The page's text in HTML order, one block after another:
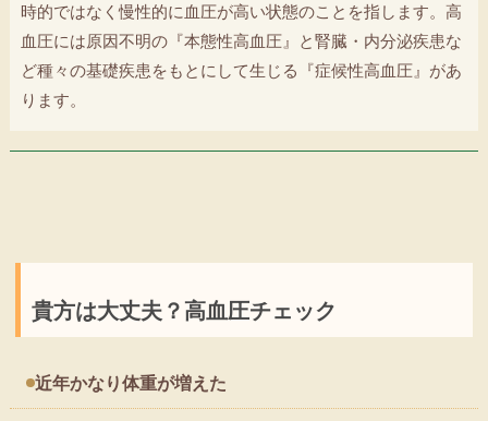
時的ではなく慢性的に血圧が高い状態のことを指します。高
血圧には原因不明の『本態性高血圧』と腎臓・内分泌疾患な
ど種々の基礎疾患をもとにして生じる『症候性高血圧』があ
ります。
貴方は大丈夫？高血圧チェック
近年かなり体重が増えた